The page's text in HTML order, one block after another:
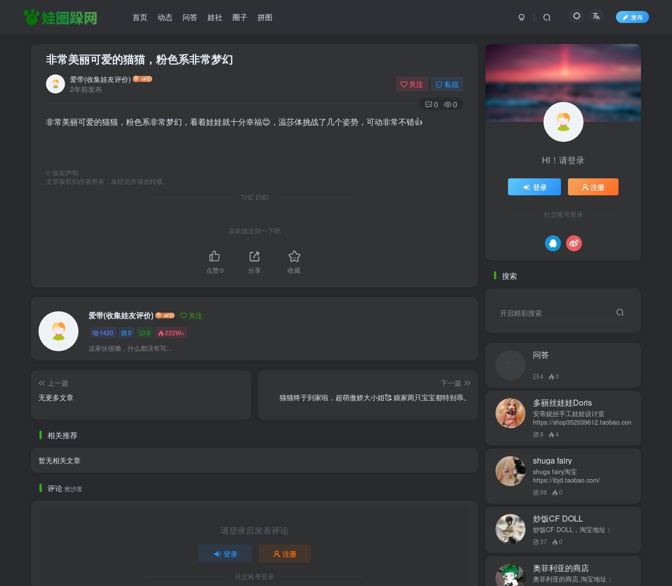
首页 动态 问答 娃社 圈子 拼图 发布
非常美丽可爱的猫猫，粉色系非常梦幻
爱带(收集娃友评价)
2年前发布
关注 私信
0 0
非常美丽可爱的猫猫，粉色系非常梦幻，看着娃娃就十分幸福😊，温莎体挑战了几个姿势，可动非常不错👍
© 版权声明
文章版权归作者所有，未经允许请勿转载。
THE END
喜欢就支持一下吧
点赞0 分享 收藏
爱带(收集娃友评价) 关注
1420 0 3 222W+
这家伙很懒，什么都没有写...
上一篇
无更多文章
下一篇
猫猫终于到家啦，超萌傲娇大小姐🥰 娘家两只宝宝都特别乖。
相关推荐
暂无相关文章
评论 抢沙发
请登录后发表评论
登录 注册
社交账号登录
HI！请登录
登录 注册
社交账号登录
搜索
开启精彩搜索
问答
4 0
多丽丝娃娃Doris
安蒂妮丝手工娃娃设计室
https://shop352039612.taobao.com
8 4
shuga fairy
shuga fairy淘宝
https://ibjd.taobao.com/
98 0
炒饭CF DOLL
炒饭CF DOLL，淘宝地址：
37 0
奥菲利亚的商店
奥菲利亚的商店,淘宝地址：